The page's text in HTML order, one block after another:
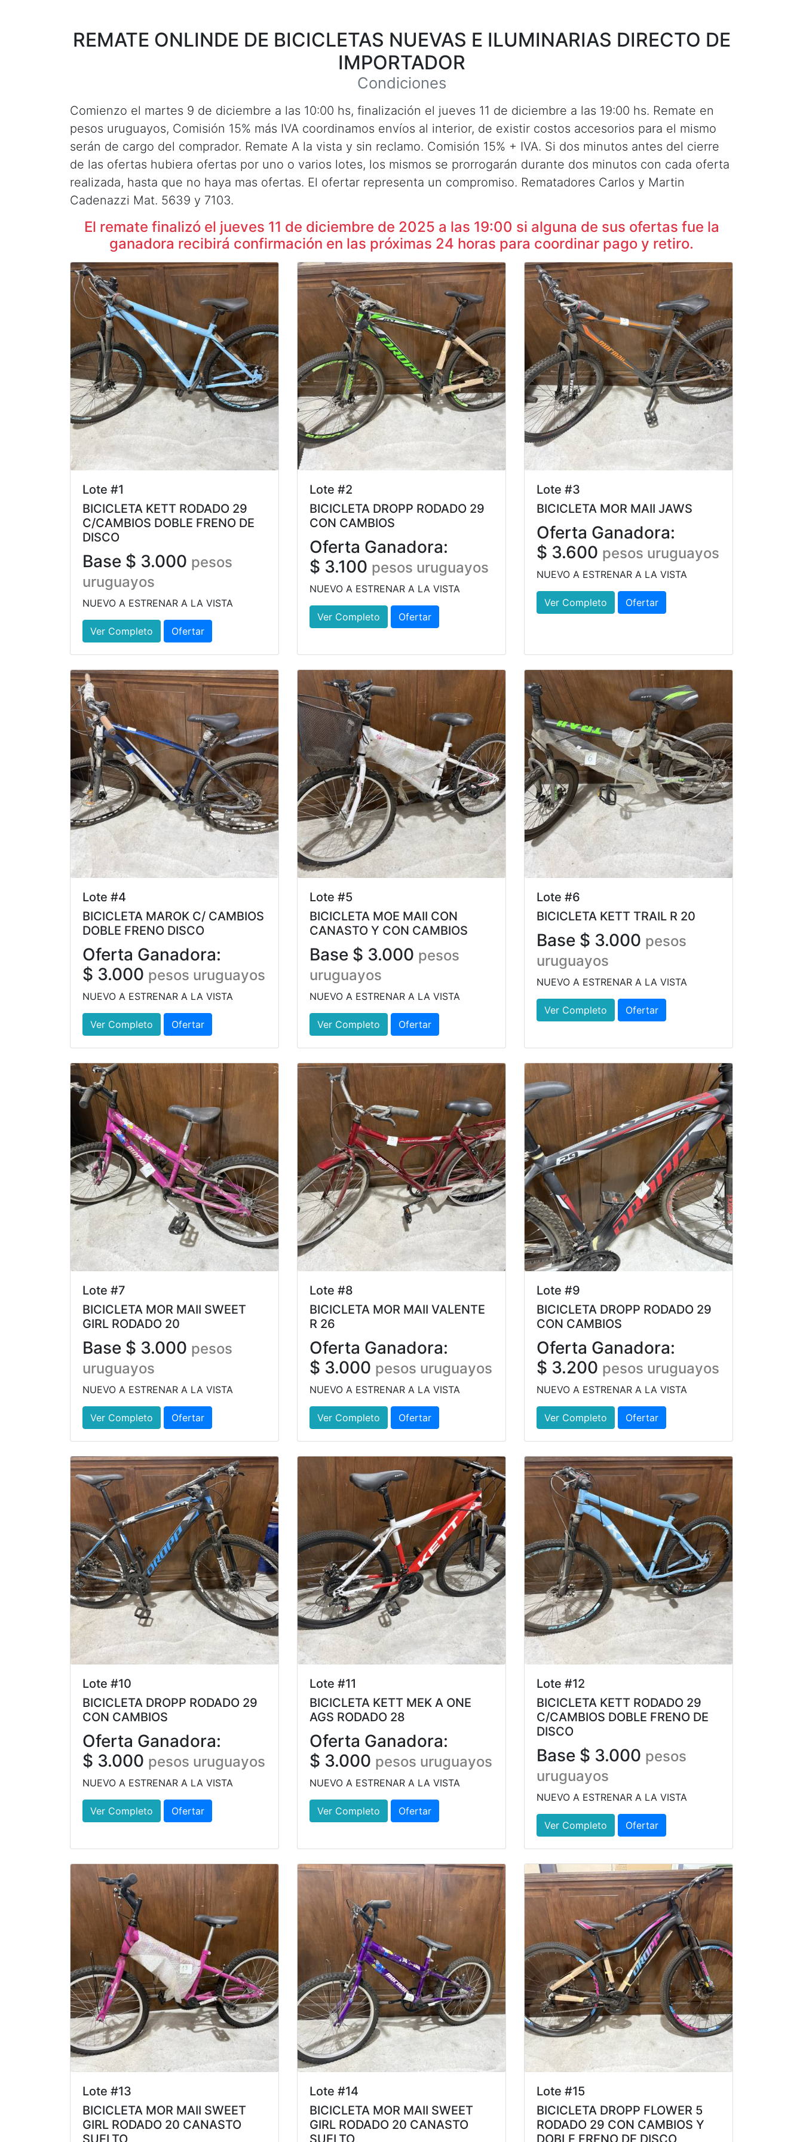
REMATE ONLINDE DE BICICLETAS NUEVAS E ILUMINARIAS DIRECTO DE
IMPORTADOR
Condiciones
Comienzo el martes 9 de diciembre a las 10:00 hs, finalización el jueves 11 de diciembre a las 19:00 hs. Remate en
pesos uruguayos, Comisión 15% más IVA coordinamos envíos al interior, de existir costos accesorios para el mismo
serán de cargo del comprador. Remate A la vista y sin reclamo. Comisión 15% + IVA. Si dos minutos antes del cierre
de las ofertas hubiera ofertas por uno o varios lotes, los mismos se prorrogarán durante dos minutos con cada oferta
realizada, hasta que no haya mas ofertas. El ofertar representa un compromiso. Rematadores Carlos y Martin
Cadenazzi Mat. 5639 y 7103.
El remate finalizó el jueves 11 de diciembre de 2025 a las 19:00 si alguna de sus ofertas fue la
ganadora recibirá confirmación en las próximas 24 horas para coordinar pago y retiro.
Lote #1
BICICLETA KETT RODADO 29
C/CAMBIOS DOBLE FRENO DE
DISCO
Base $ 3.000 pesos
uruguayos
NUEVO A ESTRENAR A LA VISTA
Ver Completo Ofertar
Lote #2
BICICLETA DROPP RODADO 29
CON CAMBIOS
Oferta Ganadora:
$ 3.100 pesos uruguayos
NUEVO A ESTRENAR A LA VISTA
Ver Completo Ofertar
Lote #3
BICICLETA MOR MAII JAWS
Oferta Ganadora:
$ 3.600 pesos uruguayos
NUEVO A ESTRENAR A LA VISTA
Ver Completo Ofertar
Lote #4
BICICLETA MAROK C/ CAMBIOS
DOBLE FRENO DISCO
Oferta Ganadora:
$ 3.000 pesos uruguayos
NUEVO A ESTRENAR A LA VISTA
Ver Completo Ofertar
Lote #5
BICICLETA MOE MAII CON
CANASTO Y CON CAMBIOS
Base $ 3.000 pesos
uruguayos
NUEVO A ESTRENAR A LA VISTA
Ver Completo Ofertar
Lote #6
BICICLETA KETT TRAIL R 20
Base $ 3.000 pesos
uruguayos
NUEVO A ESTRENAR A LA VISTA
Ver Completo Ofertar
Lote #7
BICICLETA MOR MAII SWEET
GIRL RODADO 20
Base $ 3.000 pesos
uruguayos
NUEVO A ESTRENAR A LA VISTA
Ver Completo Ofertar
Lote #8
BICICLETA MOR MAII VALENTE
R 26
Oferta Ganadora:
$ 3.000 pesos uruguayos
NUEVO A ESTRENAR A LA VISTA
Ver Completo Ofertar
Lote #9
BICICLETA DROPP RODADO 29
CON CAMBIOS
Oferta Ganadora:
$ 3.200 pesos uruguayos
NUEVO A ESTRENAR A LA VISTA
Ver Completo Ofertar
Lote #10
BICICLETA DROPP RODADO 29
CON CAMBIOS
Oferta Ganadora:
$ 3.000 pesos uruguayos
NUEVO A ESTRENAR A LA VISTA
Ver Completo Ofertar
Lote #11
BICICLETA KETT MEK A ONE
AGS RODADO 28
Oferta Ganadora:
$ 3.000 pesos uruguayos
NUEVO A ESTRENAR A LA VISTA
Ver Completo Ofertar
Lote #12
BICICLETA KETT RODADO 29
C/CAMBIOS DOBLE FRENO DE
DISCO
Base $ 3.000 pesos
uruguayos
NUEVO A ESTRENAR A LA VISTA
Ver Completo Ofertar
Lote #13
BICICLETA MOR MAII SWEET
GIRL RODADO 20 CANASTO
SUELTO
Lote #14
BICICLETA MOR MAII SWEET
GIRL RODADO 20 CANASTO
SUELTO
Lote #15
BICICLETA DROPP FLOWER 5
RODADO 29 CON CAMBIOS Y
DOBLE FRENO DE DISCO